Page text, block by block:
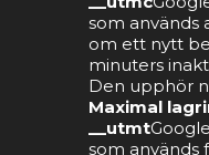
som används
om ett nytt
minuters
Den upphör
Maximal
__utmt
som används